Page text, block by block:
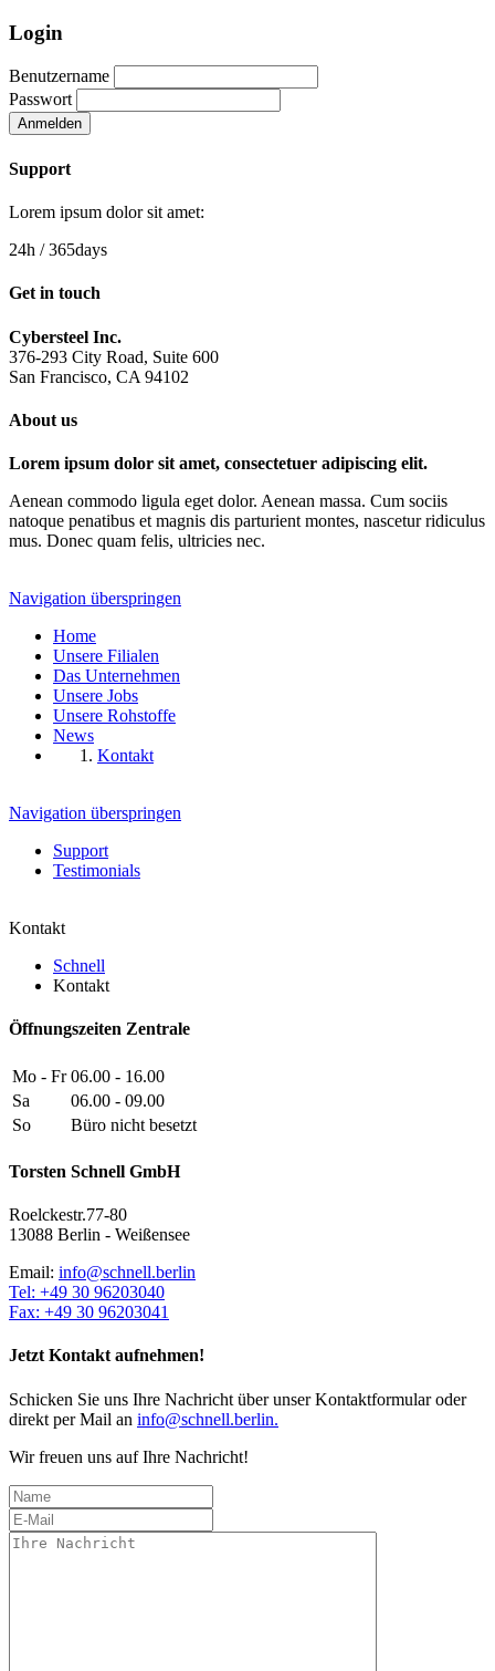
Login
Benutzername
Passwort
Anmelden
Support
Lorem ipsum dolor sit amet:
24h / 365days
Get in touch
Cybersteel Inc.
376-293 City Road, Suite 600
San Francisco, CA 94102
About us
Lorem ipsum dolor sit amet, consectetuer adipiscing elit.
Aenean commodo ligula eget dolor. Aenean massa. Cum sociis
natoque penatibus et magnis dis parturient montes, nascetur ridiculus
mus. Donec quam felis, ultricies nec.
Navigation überspringen
Home
Unsere Filialen
Das Unternehmen
Unsere Jobs
Unsere Rohstoffe
News
Kontakt
Navigation überspringen
Support
Testimonials
Kontakt
Schnell
Kontakt
Öffnungszeiten Zentrale
Mo - Fr 06.00 - 16.00
Sa
06.00 - 09.00
So
Büro nicht besetzt
Torsten Schnell GmbH
Roelckestr.77-80
13088 Berlin - Weißensee
Email: info@schnell.berlin
Tel: +49 30 96203040
Fax: +49 30 96203041
Jetzt Kontakt aufnehmen!
Schicken Sie uns Ihre Nachricht über unser Kontaktformular oder
direkt per Mail an info@schnell.berlin.
Wir freuen uns auf Ihre Nachricht!